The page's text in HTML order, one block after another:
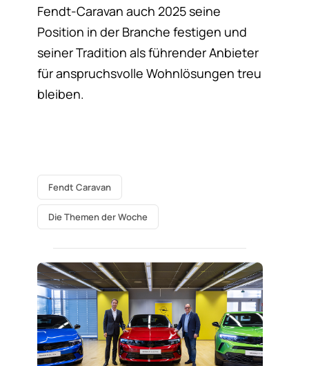
Fendt-Caravan auch 2025 seine
Position in der Branche festigen und
seiner Tradition als führender Anbieter
für anspruchsvolle Wohnlösungen treu
bleiben.
Fendt Caravan
Die Themen der Woche